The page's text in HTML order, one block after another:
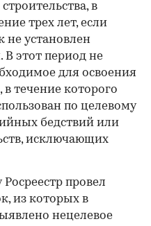
в
трех лет, если
не установлен
этот период не
для освоения
в течение которого
по целевому
бедствий или
исключающих
провел
из которых в
нецелевое